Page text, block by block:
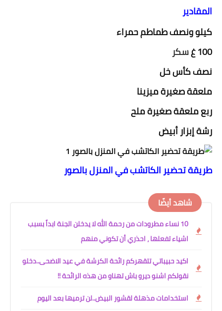
المقادير
كيلو ونصف طماطم حمراء
100 غ سكر
نصف كأس خل
ملعقة صغيرة ميزينا
ربع ملعقة صغيرة ملح
رشة إبزار أبيض
طريقة تحضير الكاتشب في المنزل بالصور
شاهد أيضًا
10 نساء مطرودات من رحمة الله لا يدخلن الجنة ابداً بسبب
اشياء تفعلها ، احذري أن تكوني منهم
اكيد حبيباتي تتقهركم رائحة الكرشة في عيد الاضحى..دخلو
نقولكم اشنو ديرو باش تهناو من هذه الرائحة !!
استخدامات مذهلة لقشور البيض..لن ترميها بعد اليوم